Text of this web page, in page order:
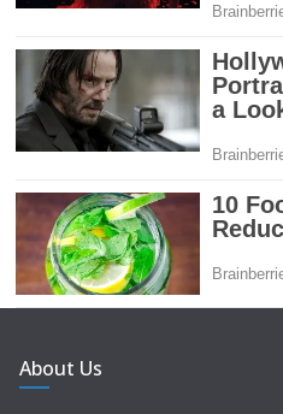
About Us